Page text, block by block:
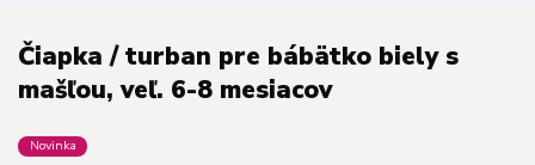
Čiapka / turban pre bábätko biely s
mašľou, veľ. 6-8 mesiacov
Novinka